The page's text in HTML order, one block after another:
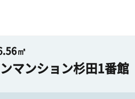
㎡
ンマンション杉田1番館